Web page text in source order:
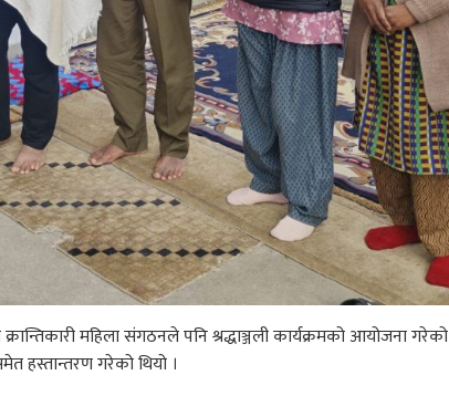
महिला संगठनले पनि श्रद्धाञ्जली कार्यक्रमको आयोजना गरेको
हस्तान्तरण गरेको थियो ।